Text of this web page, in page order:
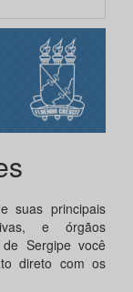
suas principais
e órgãos
Sergipe você
direto com os